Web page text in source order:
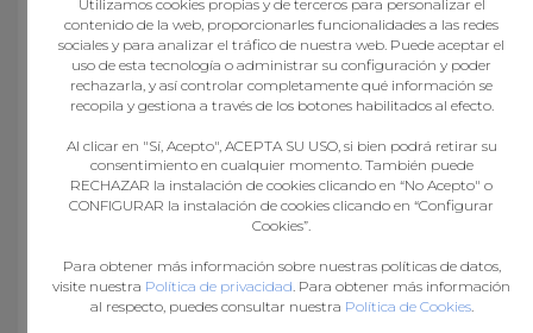
topic and still am, regards for
posting.
Fitspresso review says :Accede para
responder
agosto 31, 2024 at 2:16 pm
Fitspresso reviews
boostarosays : Accede para
responder
agosto 31, 2024 at 3:13 pm
Utilizamos cookies propias y de terceros para personalizar el
contenido de la web, proporcionarles funcionalidades a las redes
sociales y para analizar el tráfico de nuestra web. Puede aceptar el
uso de esta tecnología o administrar su configuración y poder
rechazarla, y así controlar completamente qué información se
recopila y gestiona a través de los botones habilitados al efecto.
Al clicar en "Sí, Acepto", ACEPTA SU USO, si bien podrá retirar su
consentimiento en cualquier momento. También puede
RECHAZAR la instalación de cookies clicando en “No Acepto" o
CONFIGURAR la instalación de cookies clicando en “Configurar
Cookies”.
Para obtener más información sobre nuestras políticas de datos,
visite nuestra Política de privacidad . Para obtener más información
al respecto, puedes consultar nuestra Política de Cookies.